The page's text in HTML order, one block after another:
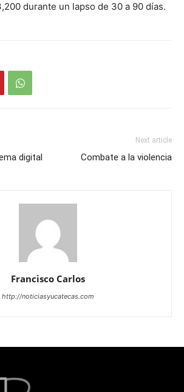
durante un lapso de 30 a 90 días.
digital
Next article
Combate a la violencia
Francisco Carlos
http://noticiasyucatecas.com